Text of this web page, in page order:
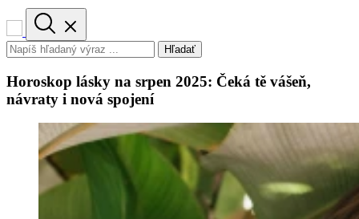
Hľadať
Horoskop lásky na srpen 2025: Čeká tě vášeň,
návraty i nová spojení